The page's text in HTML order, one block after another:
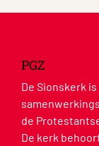
PGZ
De Sionskerk
de
De kerk